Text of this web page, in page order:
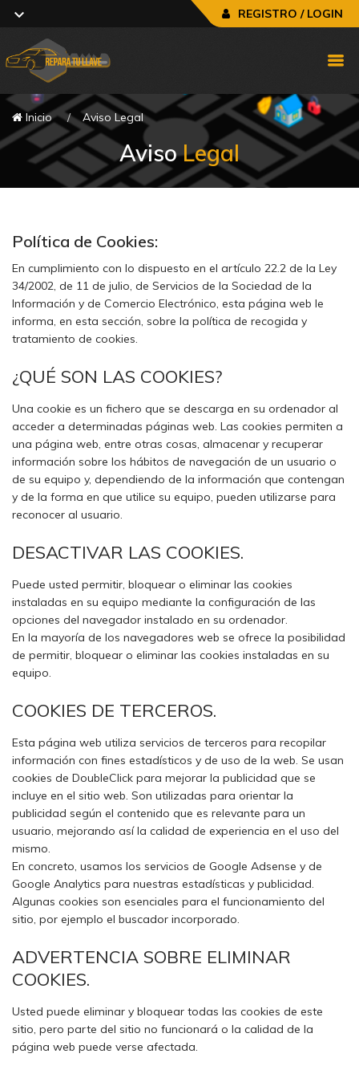
REGISTRO / LOGIN
Inicio Aviso Legal
AvisoLegal
Política de Cookies:
En cumplimiento con lo dispuesto en el artículo 22.2 de la Ley
34/2002, de 11 de julio, de Servicios de la Sociedad de la
Información y de Comercio Electrónico, esta página web le
informa, en esta sección, sobre la política de recogida y
tratamiento de cookies.
¿QUÉ SON LAS COOKIES?
Una cookie es un fichero que se descarga en su ordenador al
acceder a determinadas páginas web. Las cookies permiten a
una página web, entre otras cosas, almacenar y recuperar
información sobre los hábitos de navegación de un usuario o
de su equipo y, dependiendo de la información que contengan
y de la forma en que utilice su equipo, pueden utilizarse para
reconocer al usuario.
DESACTIVAR LAS COOKIES.
Puede usted permitir, bloquear o eliminar las cookies
instaladas en su equipo mediante la configuración de las
opciones del navegador instalado en su ordenador.
En la mayoría de los navegadores web se ofrece la posibilidad
de permitir, bloquear o eliminar las cookies instaladas en su
equipo.
COOKIES DE TERCEROS.
Esta página web utiliza servicios de terceros para recopilar
información con fines estadísticos y de uso de la web. Se usan
cookies de DoubleClick para mejorar la publicidad que se
incluye en el sitio web. Son utilizadas para orientar la
publicidad según el contenido que es relevante para un
usuario, mejorando así la calidad de experiencia en el uso del
mismo.
En concreto, usamos los servicios de Google Adsense y de
Google Analytics para nuestras estadísticas y publicidad.
Algunas cookies son esenciales para el funcionamiento del
sitio, por ejemplo el buscador incorporado.
ADVERTENCIA SOBRE ELIMINAR
COOKIES.
Usted puede eliminar y bloquear todas las cookies de este
sitio, pero parte del sitio no funcionará o la calidad de la
página web puede verse afectada.